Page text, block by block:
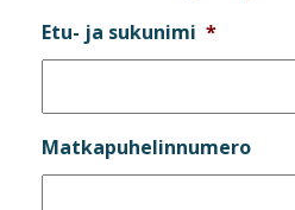
Etu- ja sukunimi *
Matkapuhelinnumero